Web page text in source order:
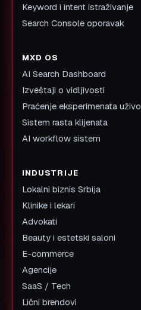
Keyword i intent istraživanje
Search Console oporavak
MXD OS
AI Search Dashboard
Izveštaji o vidljivosti
Praćenje eksperimenata uživo
Sistem rasta klijenata
AI workflow sistem
INDUSTRIJE
Lokalni biznis Srbija
Klinike i lekari
Advokati
Beauty i estetski saloni
E-commerce
Agencije
SaaS / Tech
Lični brendovi